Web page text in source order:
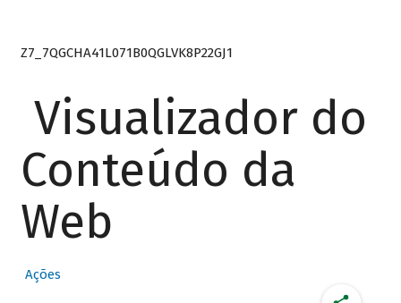
Z7_7QGCHA41L071B0QGLVK8P22GJ1
Visualizador do
Conteúdo da
Web
Ações